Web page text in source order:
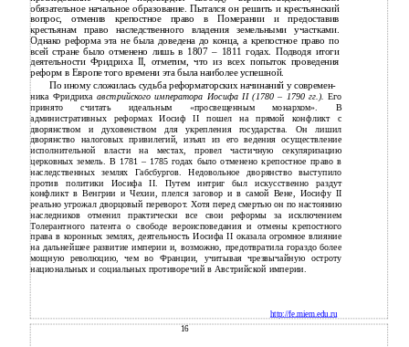
обязательное начальное образование. Пытался он решить и крестьянский
вопрос, отменив крепостное право в Померании и предоставив
крестьянам право наследственного владения земельными участками.
Однако реформа эта не была доведена до конца, а крепостное право по
всей стране было отменено лишь в 1807 – 1811 годах. Подводя итоги
деятельности Фридриха II, отметим, что из всех попыток проведения
реформ в Европе того времени эта была наиболее успешной.
По иному сложилась судьба реформаторских начинаний у современ-
ника Фридрихаавстрийского императора Иосифа II (1780– 1790 гг.).Его
принято считать идеальным «просвещенным монархом». В
административных реформах Иосиф II пошел на прямой конфликт с
дворянством и духовенством для укрепления государства. Он лишил
дворянство налоговых привилегий, изъял из его ведения осуществление
исполнительной власти на местах, провел частичную секуляризацию
церковных земель. В 1781 – 1785 годах было отменено крепостное право в
наследственных землях Габсбургов. Недовольное дворянство выступило
против политики Иосифа II. Путем интриг был искусственно раздут
конфликт в Венгрии и Чехии, плелся заговор и в самой Вене, Иосифу II
реально угрожал дворцовый переворот. Хотя перед смертью он по настоянию
наследников отменил практически все свои реформы за исключением
Толерантного патента о свободе вероисповедания и отмены крепостного
права в коронных землях, деятельность Иосифа II оказала огромное влияние
на дальнейшее развитие империи и, возможно, предотвратила гораздо более
мощную революцию, чем во Франции, учитывая чрезвычайную остроту
национальных и социальных противоречий в Австрийской империи.
http://fe.miem.edu.ru
16